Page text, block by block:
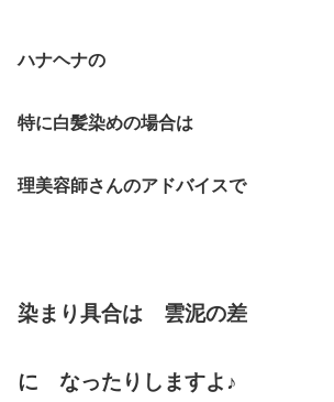
ハナヘナの
特に白髪染めの場合は
理美容師さんのアドバイスで
染まり具合は 雲泥の差
に なったりしますよ♪